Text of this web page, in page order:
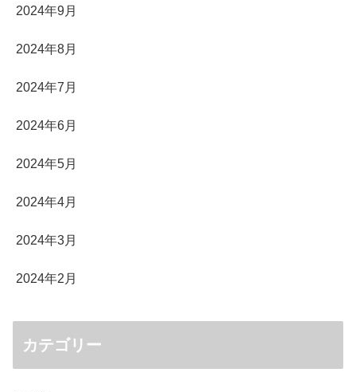
2024年9月
2024年8月
2024年7月
2024年6月
2024年5月
2024年4月
2024年3月
2024年2月
カテゴリー